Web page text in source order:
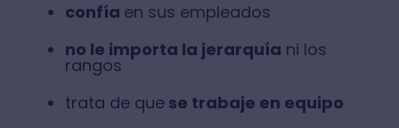
confía en sus empleados
no le importa la jerarquía ni los
rangos
trata de quese trabaje en equipo